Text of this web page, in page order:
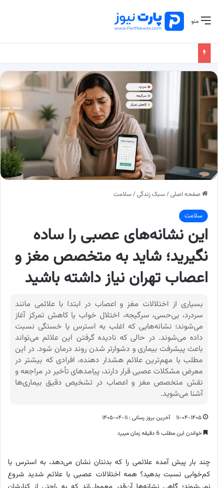
منو
صفحه اصلی/سبک زندگی/سلامت
سلامت
این نشانه‌های عصبی را ساده
نگیرید؛ شاید به متخصص مغز و
اعصاب تهران نیاز داشته باشید
بسیاری از اختلالات مغز و اعصاب در ابتدا با علائمی مانند
سردرد، بی‌حسی، سرگیجه، اختلال خواب یا کاهش تمرکز آغاز
می‌شوند؛ نشانه‌هایی که اغلب به استرس یا خستگی نسبت
داده می‌شوند. در حالی که نادیده گرفتن این علائم می‌تواند
باعث پیشرفت بیماری و دشوارتر شدن روند درمان شود. در این
مطلب با مهم‌ترین علائم هشدار دهنده، افرادی که بیشتر در
معرض مشکلات عصبی قرار دارند، پیامدهای تأخیر در مراجعه و
نقش متخصص مغز و اعصاب در تشخیص دقیق بیماری‌ها
آشنا می‌شوید.
۱۱-۰۴-۱۴۰۵
آخرین بروز رسانی : ۱۱-۰۴-۱۴۰۵
خواندن این مطلب 6 دقیقه زمان میبرد
چند بار پیش آمده علائمی را که بدنتان نشان می‌دهد، به استرس یا
کم‌خوابی نسبت بدهید؟ همه اختلالات عصبی با علائم شدید شروع